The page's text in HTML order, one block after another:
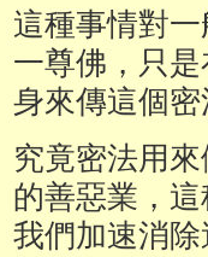
這種事情對
一尊佛，只
身來傳這個
究竟密法用
的善惡業，
我們加速消